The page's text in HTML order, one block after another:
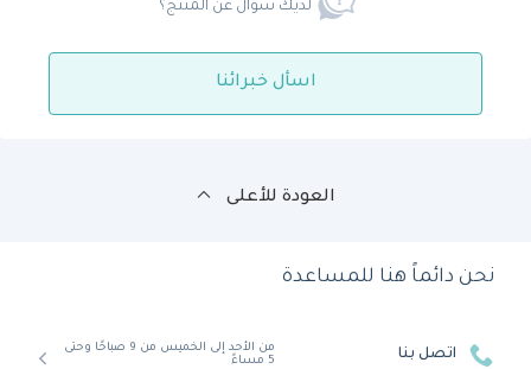
لديك سؤال عن المنتج؟
اسأل خبرائنا
العودة للأعلى
نحن دائماً هنا للمساعدة
اتصل بنا
من الأحد إلى الخميس من 9 صباحًا وحتى
5 مساءً